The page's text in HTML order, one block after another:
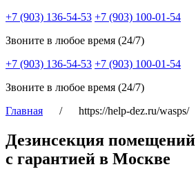
+7 (903) 136-54-53 +7 (903) 100-01-54
Звоните в любое время (24/7)
+7 (903) 136-54-53 +7 (903) 100-01-54
Звоните в любое время (24/7)
Главная / https://help-dez.ru/wasps/
Дезинсекция помещений
с гарантией в Москве